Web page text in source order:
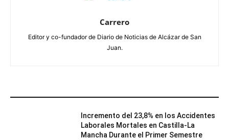
Carrero
Editor y co-fundador de Diario de Noticias de Alcázar de San
Juan.
Incremento del 23,8% en los Accidentes
Laborales Mortales en Castilla-La
Mancha Durante el Primer Semestre